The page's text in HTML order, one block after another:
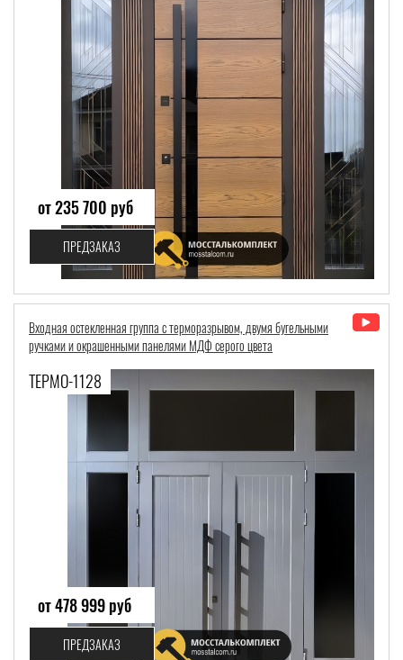
от 235 700 руб
ПРЕДЗАКАЗ
Входная остекленная группа с терморазрывом, двумя бугельными
ручками и окрашенными панелями МДФ серого цвета
ТЕРМО-1128
от 478 999 руб
ПРЕДЗАКАЗ